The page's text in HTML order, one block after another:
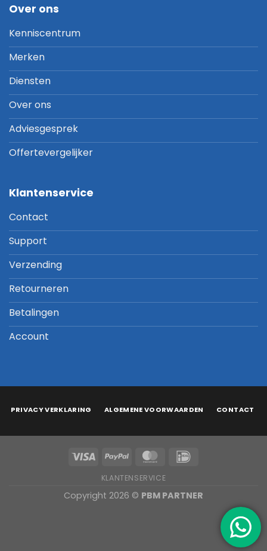
Over ons
Kenniscentrum
Merken
Diensten
Over ons
Adviesgesprek
Offertevergelijker
Klantenservice
Contact
Support
Verzending
Retourneren
Betalingen
Account
PRIVACY VERKLARING ALGEMENE VOORWAARDEN CONTACT
KLANTENSERVICE
Copyright 2026 © PBM PARTNER